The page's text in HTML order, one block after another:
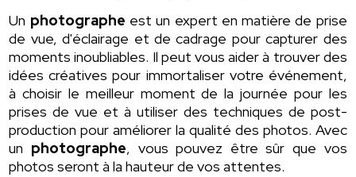
Un photographe est un expert en matière de prise
de vue, d'éclairage et de cadrage pour capturer des
moments inoubliables. Il peut vous aider à trouver des
idées créatives pour immortaliser votre événement,
à choisir le meilleur moment de la journée pour les
prises de vue et à utiliser des techniques de post-
production pour améliorer la qualité des photos. Avec
un photographe, vous pouvez être sûr que vos
photos seront à la hauteur de vos attentes.